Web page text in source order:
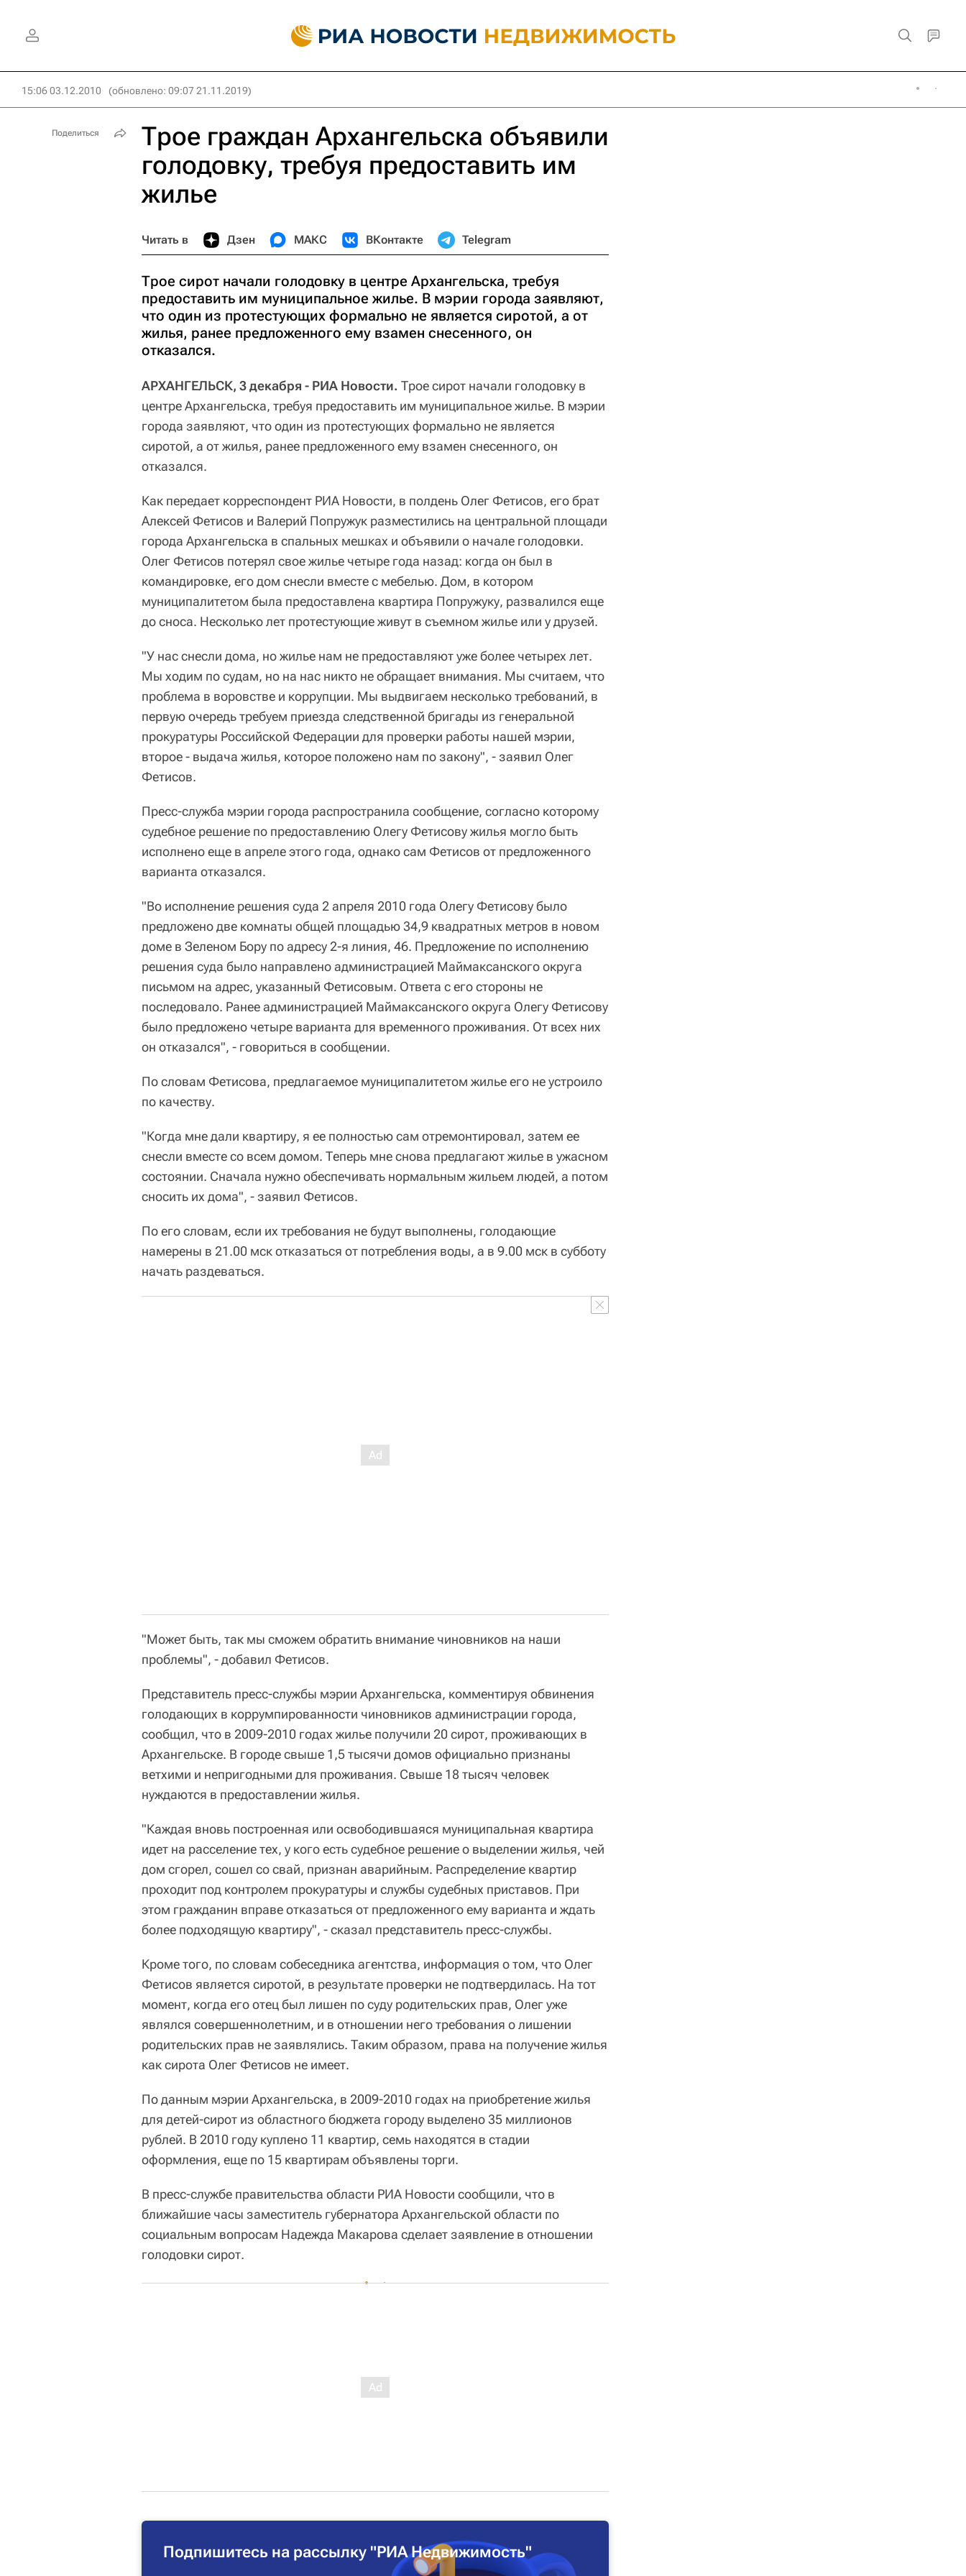
15:06 03.12.2010 (обновлено: 09:07 21.11.2019)
Трое граждан Архангельска объявили
голодовку, требуя предоставить им
жилье
Читать в Дзен МАКС ВКонтакте Telegram
Трое сирот начали голодовку в центре Архангельска, требуя
предоставить им муниципальное жилье. В мэрии города заявляют,
что один из протестующих формально не является сиротой, а от
жилья, ранее предложенного ему взамен снесенного, он
отказался.
АРХАНГЕЛЬСК, 3 декабря - РИА Новости. Трое сирот начали голодовку в
центре Архангельска, требуя предоставить им муниципальное жилье. В мэрии
города заявляют, что один из протестующих формально не является
сиротой, а от жилья, ранее предложенного ему взамен снесенного, он
отказался.
Как передает корреспондент РИА Новости, в полдень Олег Фетисов, его брат
Алексей Фетисов и Валерий Попружук разместились на центральной площади
города Архангельска в спальных мешках и объявили о начале голодовки.
Олег Фетисов потерял свое жилье четыре года назад: когда он был в
командировке, его дом снесли вместе с мебелью. Дом, в котором
муниципалитетом была предоставлена квартира Попружуку, развалился еще
до сноса. Несколько лет протестующие живут в съемном жилье или у друзей.
"У нас снесли дома, но жилье нам не предоставляют уже более четырех лет.
Мы ходим по судам, но на нас никто не обращает внимания. Мы считаем, что
проблема в воровстве и коррупции. Мы выдвигаем несколько требований, в
первую очередь требуем приезда следственной бригады из генеральной
прокуратуры Российской Федерации для проверки работы нашей мэрии,
второе - выдача жилья, которое положено нам по закону", - заявил Олег
Фетисов.
Пресс-служба мэрии города распространила сообщение, согласно которому
судебное решение по предоставлению Олегу Фетисову жилья могло быть
исполнено еще в апреле этого года, однако сам Фетисов от предложенного
варианта отказался.
"Во исполнение решения суда 2 апреля 2010 года Олегу Фетисову было
предложено две комнаты общей площадью 34,9 квадратных метров в новом
доме в Зеленом Бору по адресу 2-я линия, 46. Предложение по исполнению
решения суда было направлено администрацией Маймаксанского округа
письмом на адрес, указанный Фетисовым. Ответа с его стороны не
последовало. Ранее администрацией Маймаксанского округа Олегу Фетисову
было предложено четыре варианта для временного проживания. От всех них
он отказался", - говориться в сообщении.
По словам Фетисова, предлагаемое муниципалитетом жилье его не устроило
по качеству.
"Когда мне дали квартиру, я ее полностью сам отремонтировал, затем ее
снесли вместе со всем домом. Теперь мне снова предлагают жилье в ужасном
состоянии. Сначала нужно обеспечивать нормальным жильем людей, а потом
сносить их дома", - заявил Фетисов.
По его словам, если их требования не будут выполнены, голодающие
намерены в 21.00 мск отказаться от потребления воды, а в 9.00 мск в субботу
начать раздеваться.
"Может быть, так мы сможем обратить внимание чиновников на наши
проблемы", - добавил Фетисов.
Представитель пресс-службы мэрии Архангельска, комментируя обвинения
голодающих в коррумпированности чиновников администрации города,
сообщил, что в 2009-2010 годах жилье получили 20 сирот, проживающих в
Архангельске. В городе свыше 1,5 тысячи домов официально признаны
ветхими и непригодными для проживания. Свыше 18 тысяч человек
нуждаются в предоставлении жилья.
"Каждая вновь построенная или освободившаяся муниципальная квартира
идет на расселение тех, у кого есть судебное решение о выделении жилья, чей
дом сгорел, сошел со свай, признан аварийным. Распределение квартир
проходит под контролем прокуратуры и службы судебных приставов. При
этом гражданин вправе отказаться от предложенного ему варианта и ждать
более подходящую квартиру", - сказал представитель пресс-службы.
Кроме того, по словам собеседника агентства, информация о том, что Олег
Фетисов является сиротой, в результате проверки не подтвердилась. На тот
момент, когда его отец был лишен по суду родительских прав, Олег уже
являлся совершеннолетним, и в отношении него требования о лишении
родительских прав не заявлялись. Таким образом, права на получение жилья
как сирота Олег Фетисов не имеет.
По данным мэрии Архангельска, в 2009-2010 годах на приобретение жилья
для детей-сирот из областного бюджета городу выделено 35 миллионов
рублей. В 2010 году куплено 11 квартир, семь находятся в стадии
оформления, еще по 15 квартирам объявлены торги.
В пресс-службе правительства области РИА Новости сообщили, что в
ближайшие часы заместитель губернатора Архангельской области по
социальным вопросам Надежда Макарова сделает заявление в отношении
голодовки сирот.
Подпишитесь на рассылку "РИА Недвижимость"
Поделиться